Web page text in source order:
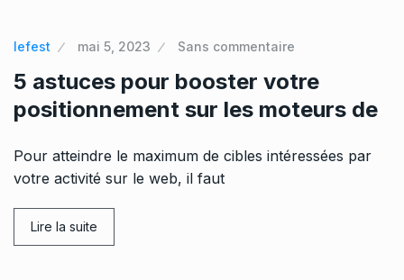
lefest mai 5, 2023 Sans commentaire
5 astuces pour booster votre
positionnement sur les moteurs de
Pour atteindre le maximum de cibles intéressées par
votre activité sur le web, il faut
Lire la suite